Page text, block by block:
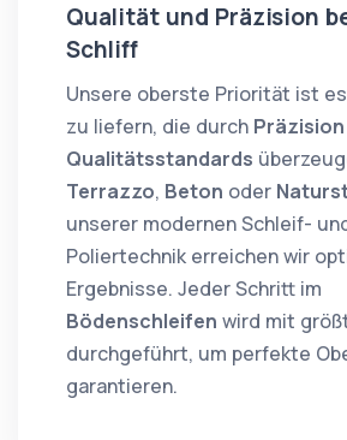
Qualität und Präzision
Schliff
Unsere oberste Priorität ist
zu liefern, die durch
Qualitätsstandards
Terrazzo, Beton oder
unserer modernen Schleif-
Poliertechnik erreichen wir
Ergebnisse. Jeder Schritt im
Bödenschleifen wird mit
durchgeführt, um perfekte
garantieren.